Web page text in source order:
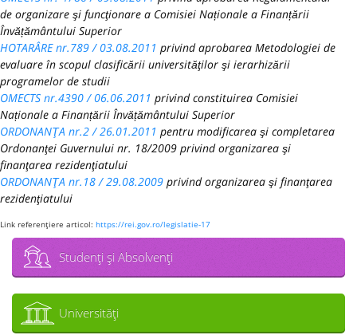
de organizare şi funcţionare a Comisiei Naționale a Finanțării
Învățământului Superior
HOTARÂRE nr.789 / 03.08.2011 privind aprobarea Metodologiei de
evaluare în scopul clasificării universităţilor şi ierarhizării
programelor de studii
OMECTS nr.4390 / 06.06.2011 privind constituirea Comisiei
Naționale a Finanțării Învățământului Superior
ORDONANŢA nr.2 / 26.01.2011 pentru modificarea şi completarea
Ordonanţei Guvernului nr. 18/2009 privind organizarea şi
finanţarea rezidenţiatului
ORDONANŢA nr.18 / 29.08.2009 privind organizarea şi finanţarea
rezidenţiatului
Link referenţiere articol: https://rei.gov.ro/legislatie-17
Studenţi şi Absolvenţi
Universităţi